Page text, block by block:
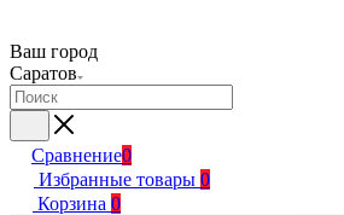
Ваш город
Саратов
Сравнение0
Избранные товары 0
Корзина 0